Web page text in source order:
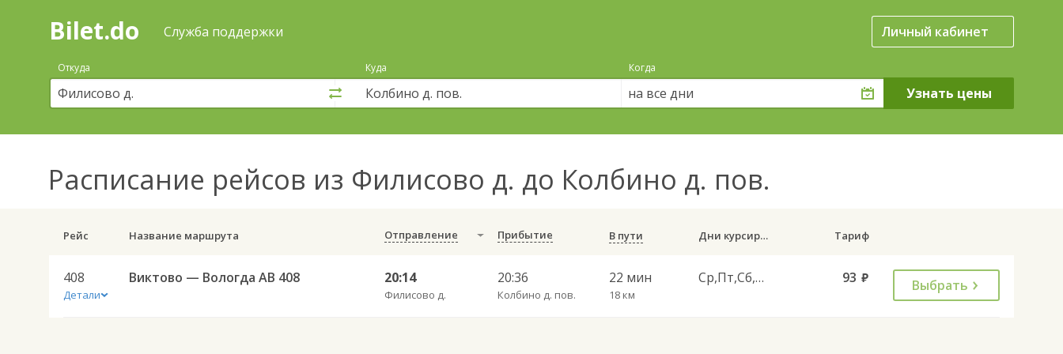
Поиск
покупка
билетов
автобус
онлайн
Bilet.do Служба поддержки Личный кабинет
Откуда Куда Когда
на все дни
Расписание рейсов из Филисово д. до Колбино д. пов.
Рейс Название маршрута Отправление Прибытие В пути Дни курсирования Тариф
408
Детали
Виктово — Вологда АВ 408 20:14
Филисово д.
20:36
Колбино д. пов.
22 мин
18 км
Ср,Пт,Сб,Вс 93 руб. Выбрать